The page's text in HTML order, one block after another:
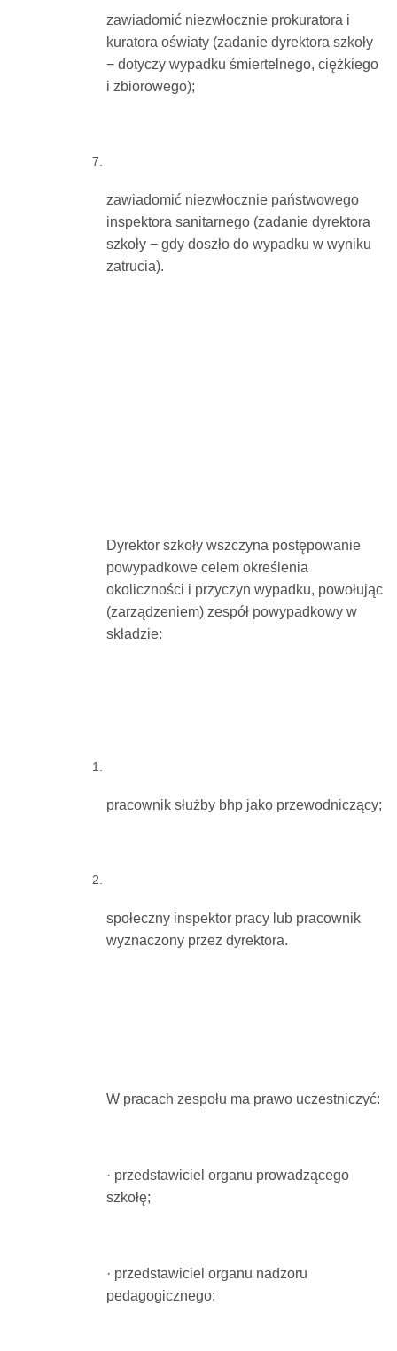
zawiadomić niezwłocznie prokuratora i
kuratora oświaty (zadanie dyrektora szkoły
− dotyczy wypadku śmiertelnego, ciężkiego
i zbiorowego);
zawiadomić niezwłocznie państwowego
inspektora sanitarnego (zadanie dyrektora
szkoły − gdy doszło do wypadku w wyniku
zatrucia).
Dyrektor szkoły wszczyna postępowanie
powypadkowe celem określenia
okoliczności i przyczyn wypadku, powołując
(zarządzeniem) zespół powypadkowy w
składzie:
pracownik służby bhp jako przewodniczący;
społeczny inspektor pracy lub pracownik
wyznaczony przez dyrektora.
W pracach zespołu ma prawo uczestniczyć:
· przedstawiciel organu prowadzącego
szkołę;
· przedstawiciel organu nadzoru
pedagogicznego;